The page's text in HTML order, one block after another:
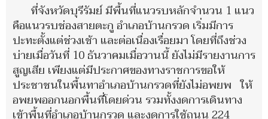
ที่จังหวัดบุรีรัมย์ มีพื้นที่แนวรบหลักจำนวน 1 แนว
คือแนวรบช่องสายตะกู อำเภอบ้านกรวด เริ่มมีการ
ปะทะตั้งแต่ช่วงเช้า และต่อเนื่องเรื่อยมา โดยที่ถึงช่วง
บ่ายเมื่อวันที่ 10 ธันวาคมเมื่อวานนี้ ยังไม่มีรายงานการ
สูญเสีย เพียงแต่มีประกาศของทางราชการขอให้
ประชาชนในพื้นทาอำเภอบ้านกรวดที่ยังไม่อพยพ ให้
อพยพออกนอกพื้นที่โดยด่วน รวมทั้งงดการเดินทาง
เข้าพื้นที่อำเภอบ้านกรวด และงดการใช้ถนน 224